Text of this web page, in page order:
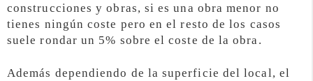
construcciones y obras, si es una obra menor no
tienes ningún coste pero en el resto de los casos
suele rondar un 5% sobre el coste de la obra.
Además dependiendo de la superficie del local, el